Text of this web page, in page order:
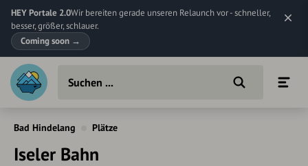
HEY Portale 2.0Wir bereiten gerade unseren Relaunch vor - schneller,
besser, größer, schlauer.
Coming soon →
Bad Hindelang Plätze
Iseler Bahn